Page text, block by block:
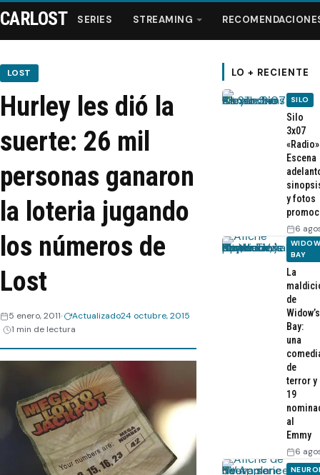
Series
Streaming
Recomendaciones
CARLOST SERIES STREAMING
LOST
Hurley les dió la
suerte: 26 mil
personas ganaron
la loteria jugando
los números de
Lost
5 enero, 2011 Actualizado24 octubre, 2015
1 min de lectura
LO + RECIENTE
SILO
Silo
3x07
Escena
y fotos
6
BAY
La
de
Widow’s
Bay:
una
de
terror y
19
al
Emmy
6